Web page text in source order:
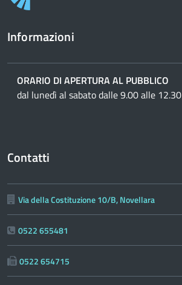
Informazioni
ORARIO DI APERTURA AL PUBBLICO
dal lunedì al sabato dalle 9.00 alle 12.30
Contatti
Via della Costituzione 10/B, Novellara
0522 655481
0522 654715